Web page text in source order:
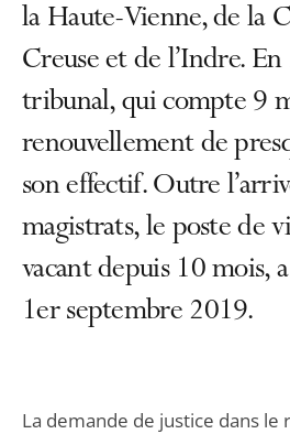
la Haute-Vienne, de la
Creuse et de l’Indre.
tribunal, qui compte 9
renouvellement de
son effectif. Outre
magistrats, le poste de
vacant depuis 10 mois,
1er septembre 2019.
La demande de justice dans le